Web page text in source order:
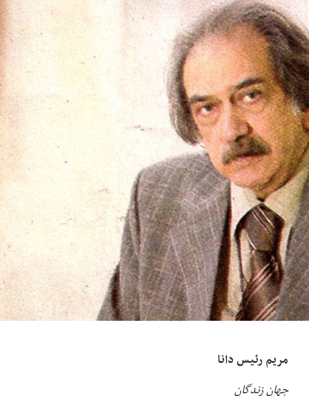
مریم رئیس دانا
جهان زندگان